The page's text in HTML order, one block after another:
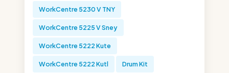
WorkCentre 5230 V TNY
WorkCentre 5225 V Sney
WorkCentre 5222 Kute
WorkCentre 5222 Kutl Drum Kit